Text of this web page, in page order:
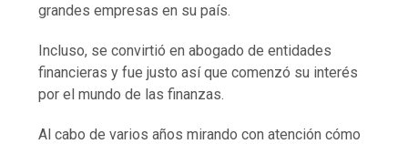
grandes empresas en su país.
Incluso, se convirtió en abogado de entidades
financieras y fue justo así que comenzó su interés
por el mundo de las finanzas.
Al cabo de varios años mirando con atención cómo